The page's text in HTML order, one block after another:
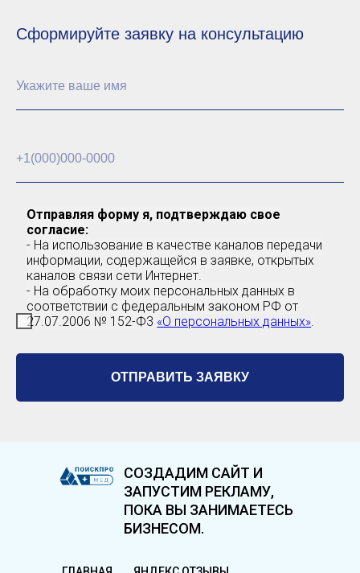
Сформируйте заявку на консультацию
Отправляя форму я, подтверждаю свое
согласие:
- На использование в качестве каналов передачи
информации, содержащейся в заявке, открытых
каналов связи сети Интернет.
- На обработку моих персональных данных в
соответствии с федеральным законом РФ от
27.07.2006 № 152-Ф3 «О персональных данных».
ОТПРАВИТЬ ЗАЯВКУ
СОЗДАДИМ САЙТ И
ЗАПУСТИМ РЕКЛАМУ,
ПОКА ВЫ ЗАНИМАЕТЕСЬ
БИЗНЕСОМ.